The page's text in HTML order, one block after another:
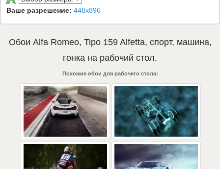
Ваше разрешение: 448x896
Обои Alfa Romeo, Tipo 159 Alfetta, спорт, машина,
гонка на рабочий стол.
Похожие обои для рабочего стола: